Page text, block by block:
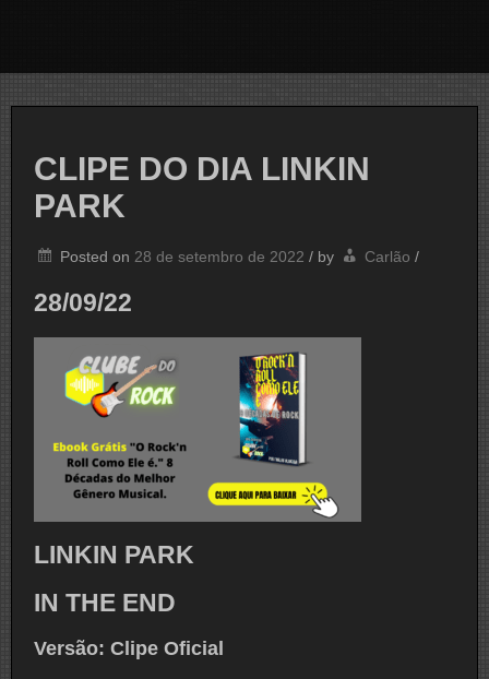
CLIPE DO DIA LINKIN
PARK
Posted on 28 de setembro de 2022 / by Carlão /
28/09/22
LINKIN PARK
IN THE END
Versão: Clipe Oficial